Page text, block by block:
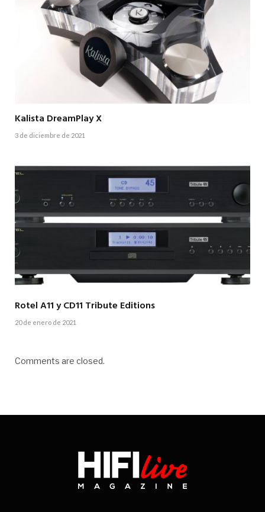
Kalista DreamPlay X
3 de diciembre de 2021
Rotel A11 y CD11 Tribute Editions
20 de enero de 2021
Comments are closed.